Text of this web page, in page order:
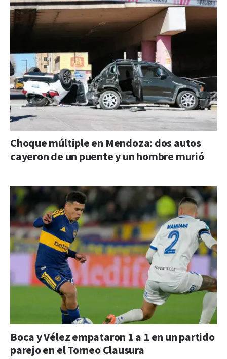
Choque múltiple en Mendoza: dos autos
cayeron de un puente y un hombre murió
Boca y Vélez empataron 1 a 1 en un partido
parejo en el Torneo Clausura